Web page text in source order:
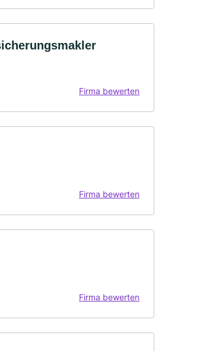
Firma bewerten
Firma bewerten
Firma bewerten